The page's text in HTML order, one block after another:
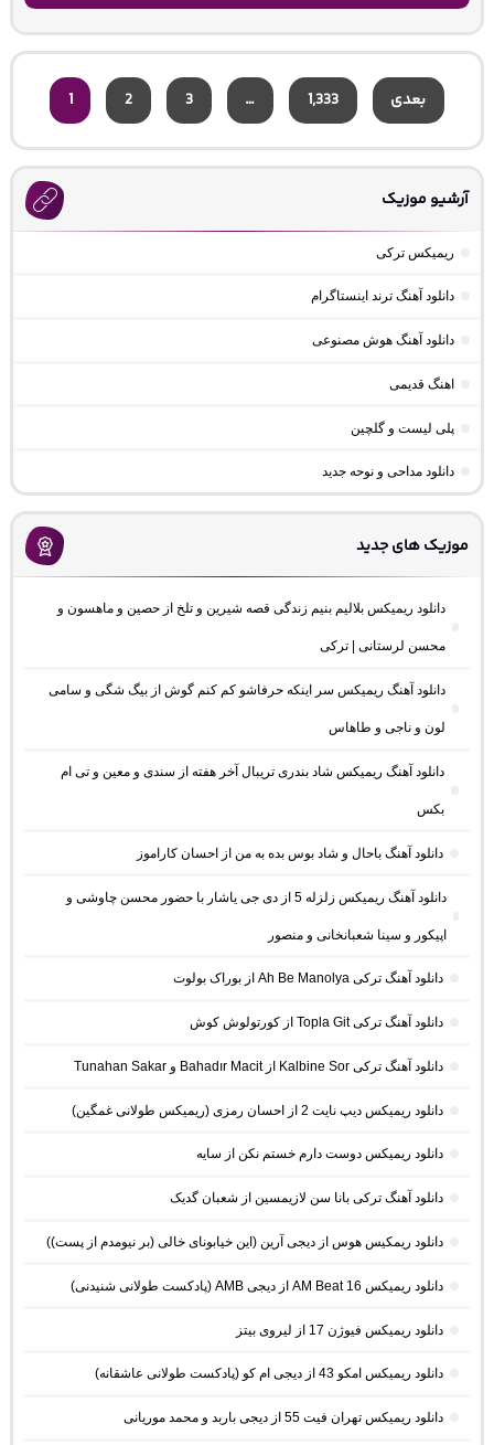
1 2 3 … 1,333 بعدی
آرشیو موزیک
ریمیکس ترکی
دانلود آهنگ ترند اینستاگرام
دانلود آهنگ هوش مصنوعی
اهنگ قدیمی
پلی لیست و گلچین
دانلود مداحی و نوحه جدید
موزیک های جدید
دانلود ریمیکس بلالیم بنیم زندگی قصه شیرین و تلخ از حصین و ماهسون و
محسن لرستانی | ترکی
دانلود آهنگ ریمیکس سر اینکه حرفاشو کم کنم گوش از بیگ شگی و سامی
لون و ناجی و طاهاس
دانلود آهنگ ریمیکس شاد بندری تریبال آخر هفته از سندی و معین و تی ام
بکس
دانلود آهنگ باحال و شاد بوس بده به من از احسان کاراموز
دانلود آهنگ ریمیکس زلزله 5 از دی جی یاشار با حضور محسن چاوشی و
اپیکور و سینا شعبانخانی و منصور
دانلود آهنگ ترکی Ah Be Manolya از بوراک بولوت
دانلود آهنگ ترکی Topla Git از کورتولوش کوش
دانلود آهنگ ترکی Kalbine Sor از Bahadır Macit و Tunahan Sakar
دانلود ریمیکس دیپ نایت 2 از احسان رمزی (ریمیکس طولانی غمگین)
دانلود ریمیکس دوست دارم خستم نکن از سایه
دانلود آهنگ ترکی بانا سن لازیمسین از شعبان گدیک
دانلود ریمکیس هوس از دیجی آرین (این خیابونای خالی (بر نیومدم از پست))
دانلود ریمیکس AM Beat 16 از دیجی AMB (پادکست طولانی شنیدنی)
دانلود ریمیکس فیوژن 17 از لیروی بیتز
دانلود ریمیکس امکو 43 از دیجی ام کو (پادکست طولانی عاشقانه)
دانلود ریمیکس تهران فیت 55 از دیجی باربد و محمد موریانی